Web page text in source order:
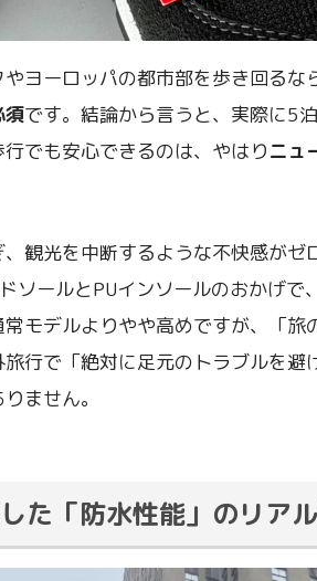
ヨーロッパの都市部を歩き回るなら
須です。結論から言うと、実際に5
でも安心できるのは、やはりニュ
観光を中断するような不快感がゼ
ソールとPUインソールのおかげで
モデルよりやや高めですが、「旅
行で「絶対に足元のトラブルを避
ません。
た「防水性能」のリア